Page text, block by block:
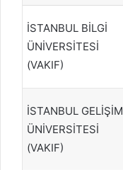
İSTANBUL BİLGİ
ÜNİVERSİTESİ
(VAKIF)
İSTANBUL GELİŞİM
ÜNİVERSİTESİ
(VAKIF)